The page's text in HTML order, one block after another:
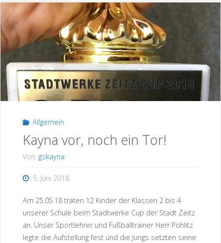
Allgemein
Kayna vor, noch ein Tor!
Von gskayna
5. Juni 2018
Am 25.05.18 traten 12 Kinder der Klassen 2 bis 4
unserer Schule beim Stadtwerke Cup der Stadt Zeitz
an. Unser Sportlehrer und Fußballtrainer Herr Pöhlitz
legte die Aufstellung fest und die Jungs setzten seine